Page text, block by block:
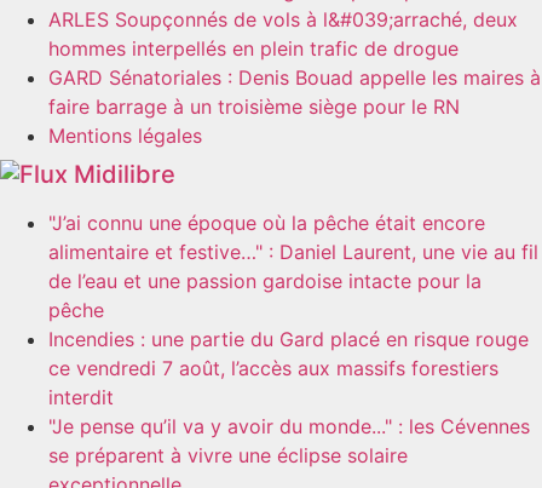
ARLES Soupçonnés de vols à l&#039;arraché, deux
hommes interpellés en plein trafic de drogue
GARD Sénatoriales : Denis Bouad appelle les maires à
faire barrage à un troisième siège pour le RN
Mentions légales
Midilibre
"J’ai connu une époque où la pêche était encore
alimentaire et festive…" : Daniel Laurent, une vie au fil
de l’eau et une passion gardoise intacte pour la
pêche
Incendies : une partie du Gard placé en risque rouge
ce vendredi 7 août, l’accès aux massifs forestiers
interdit
"Je pense qu’il va y avoir du monde..." : les Cévennes
se préparent à vivre une éclipse solaire